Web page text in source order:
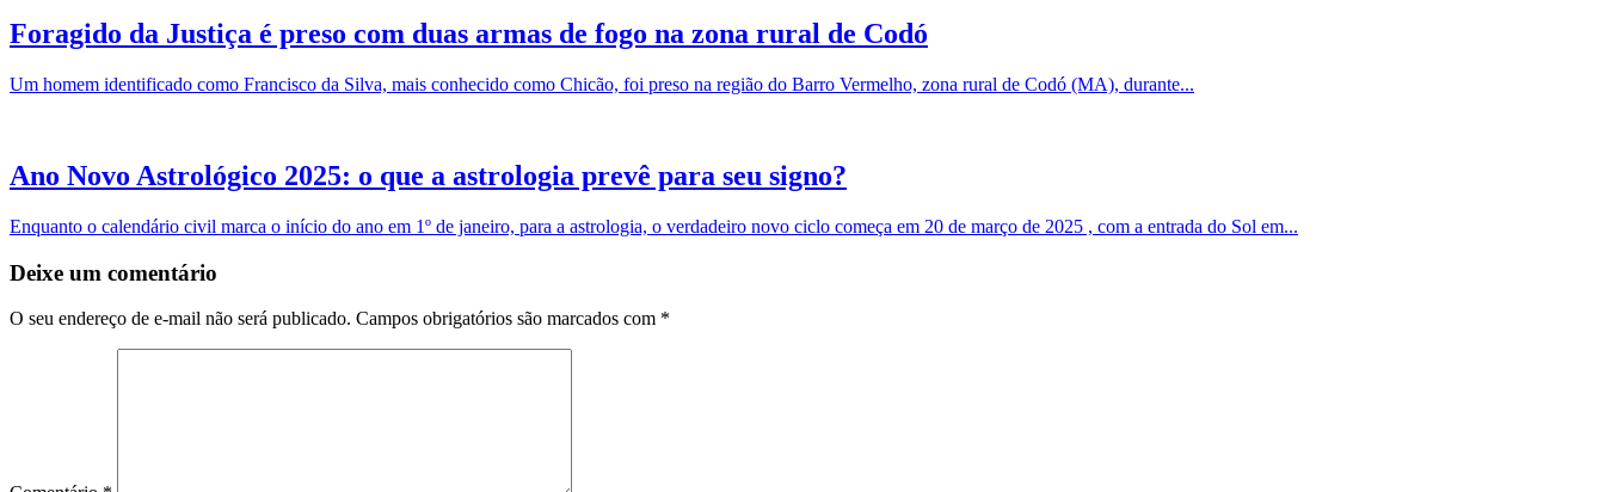
Foragido da Justiça é preso com duas armas de fogo na zona rural de Codó
Um homem identificado como Francisco da Silva, mais conhecido como Chicão, foi preso na região do Barro Vermelho, zona rural de Codó (MA), durante...
Ano Novo Astrológico 2025: o que a astrologia prevê para seu signo?
Enquanto o calendário civil marca o início do ano em 1º de janeiro, para a astrologia, o verdadeiro novo ciclo começa em 20 de março de 2025 , com a entrada do Sol em...
Deixe um comentário
O seu endereço de e-mail não será publicado. Campos obrigatórios são marcados com *